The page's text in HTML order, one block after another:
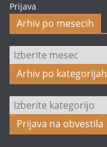
Prijava
Arhiv po mesecih
Arhiv
mesecih
Arhiv po kategorijah
Arhiv
po
kategorijah
Prijava na obvestila